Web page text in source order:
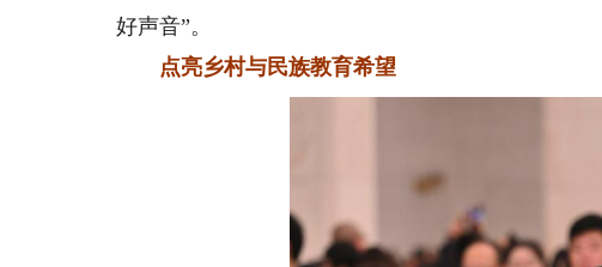
好声音”。
点亮乡村与民族教育希望